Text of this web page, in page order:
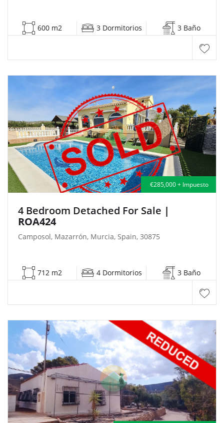
600 m2 3 Dormitorios 3 Baño
€285,000 + Impuesto
4 Bedroom Detached For Sale |
ROA424
Camposol, Mazarrón, Murcia, Spain, 30875
712 m2 4 Dormitorios 3 Baño